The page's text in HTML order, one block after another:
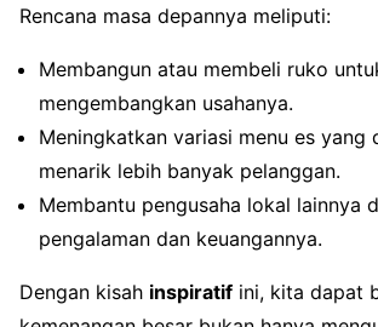
Rencana masa depannya meliputi:
Membangun atau membeli ruko
mengembangkan usahanya.
Meningkatkan variasi menu es yang
menarik lebih banyak pelanggan.
Membantu pengusaha lokal lainnya
pengalaman dan keuangannya.
Dengan kisah inspiratif ini, kita dapat